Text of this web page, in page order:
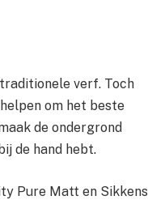
verf. Toch
om het beste
de ondergrond
de hand hebt.
Pure Matt en Sikkens